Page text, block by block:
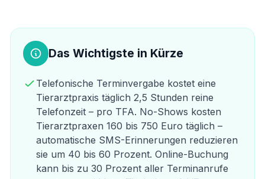
Das Wichtigste in Kürze
Telefonische Terminvergabe kostet eine
Tierarztpraxis täglich 2,5 Stunden reine
Telefonzeit – pro TFA. No-Shows kosten
Tierarztpraxen 160 bis 750 Euro täglich –
automatische SMS-Erinnerungen reduzieren
sie um 40 bis 60 Prozent. Online-Buchung
kann bis zu 30 Prozent aller Terminanrufe